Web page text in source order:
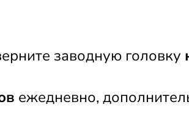
заводную головку
ежедневно,